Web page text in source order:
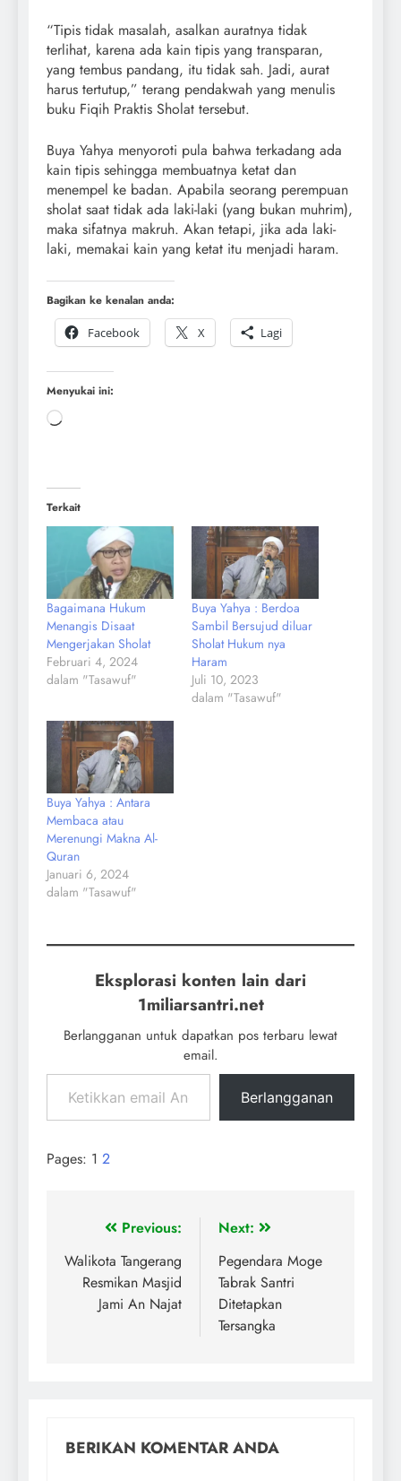
“Tipis tidak masalah, asalkan auratnya tidak
terlihat, karena ada kain tipis yang transparan,
yang tembus pandang, itu tidak sah. Jadi, aurat
harus tertutup,” terang pendakwah yang menulis
buku Fiqih Praktis Sholat tersebut.
Buya Yahya menyoroti pula bahwa terkadang ada
kain tipis sehingga membuatnya ketat dan
menempel ke badan. Apabila seorang perempuan
sholat saat tidak ada laki-laki (yang bukan muhrim),
maka sifatnya makruh. Akan tetapi, jika ada laki-
laki, memakai kain yang ketat itu menjadi haram.
Bagikan ke kenalan anda:
Facebook
X Lagi
Menyukai ini:
Terkait
Bagaimana Hukum
Menangis Disaat
Mengerjakan Sholat
Februari 4, 2024
dalam "Tasawuf"
Buya Yahya : Berdoa
Sambil Bersujud diluar
Sholat Hukum nya
Haram
Juli 10, 2023
dalam "Tasawuf"
Buya Yahya : Antara
Membaca atau
Merenungi Makna Al-
Quran
Januari 6, 2024
dalam "Tasawuf"
Eksplorasi konten lain dari
1miliarsantri.net
Berlangganan untuk dapatkan pos terbaru lewat
email.
Berlangganan
Pages: 1 2
Previous:
Walikota Tangerang
Resmikan Masjid
Jami An Najat
Next:
Pegendara Moge
Tabrak Santri
Ditetapkan
Tersangka
BERIKAN KOMENTAR ANDA